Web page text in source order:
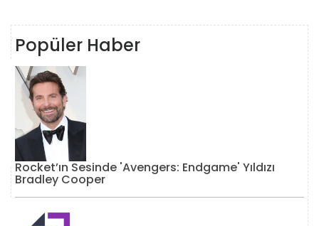
Popüler Haber
Rocket’ın Sesinde 'Avengers: Endgame' Yıldızı
Bradley Cooper